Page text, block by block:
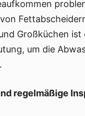
Großküchen ist
um die
regelmäßige